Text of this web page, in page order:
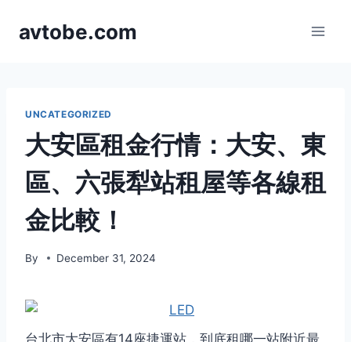
avtobe.com
UNCATEGORIZED
大安區租金行情：大安、東
區、六張犁站租屋等各線租
金比較！
By December 31, 2024
台北市大安區有14座捷運站，到底租哪一站附近最